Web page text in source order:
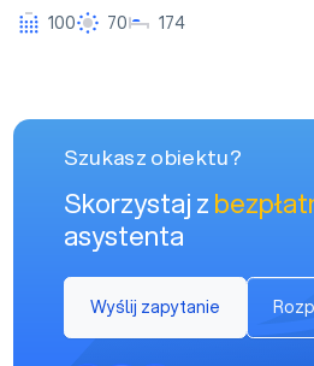
100 70 174
Szukasz obiektu?
Skorzystaj z
asystenta
Wyślij zapytanie